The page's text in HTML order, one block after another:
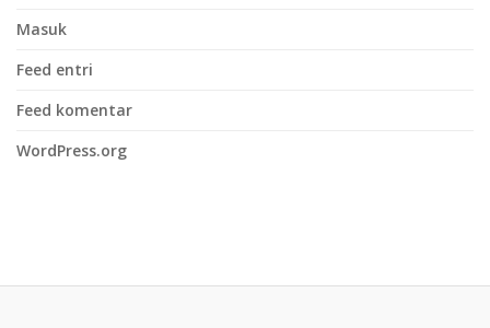
Masuk
Feed entri
Feed komentar
WordPress.org